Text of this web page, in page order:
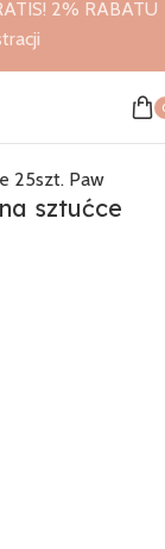
2% RABATU
sztućce